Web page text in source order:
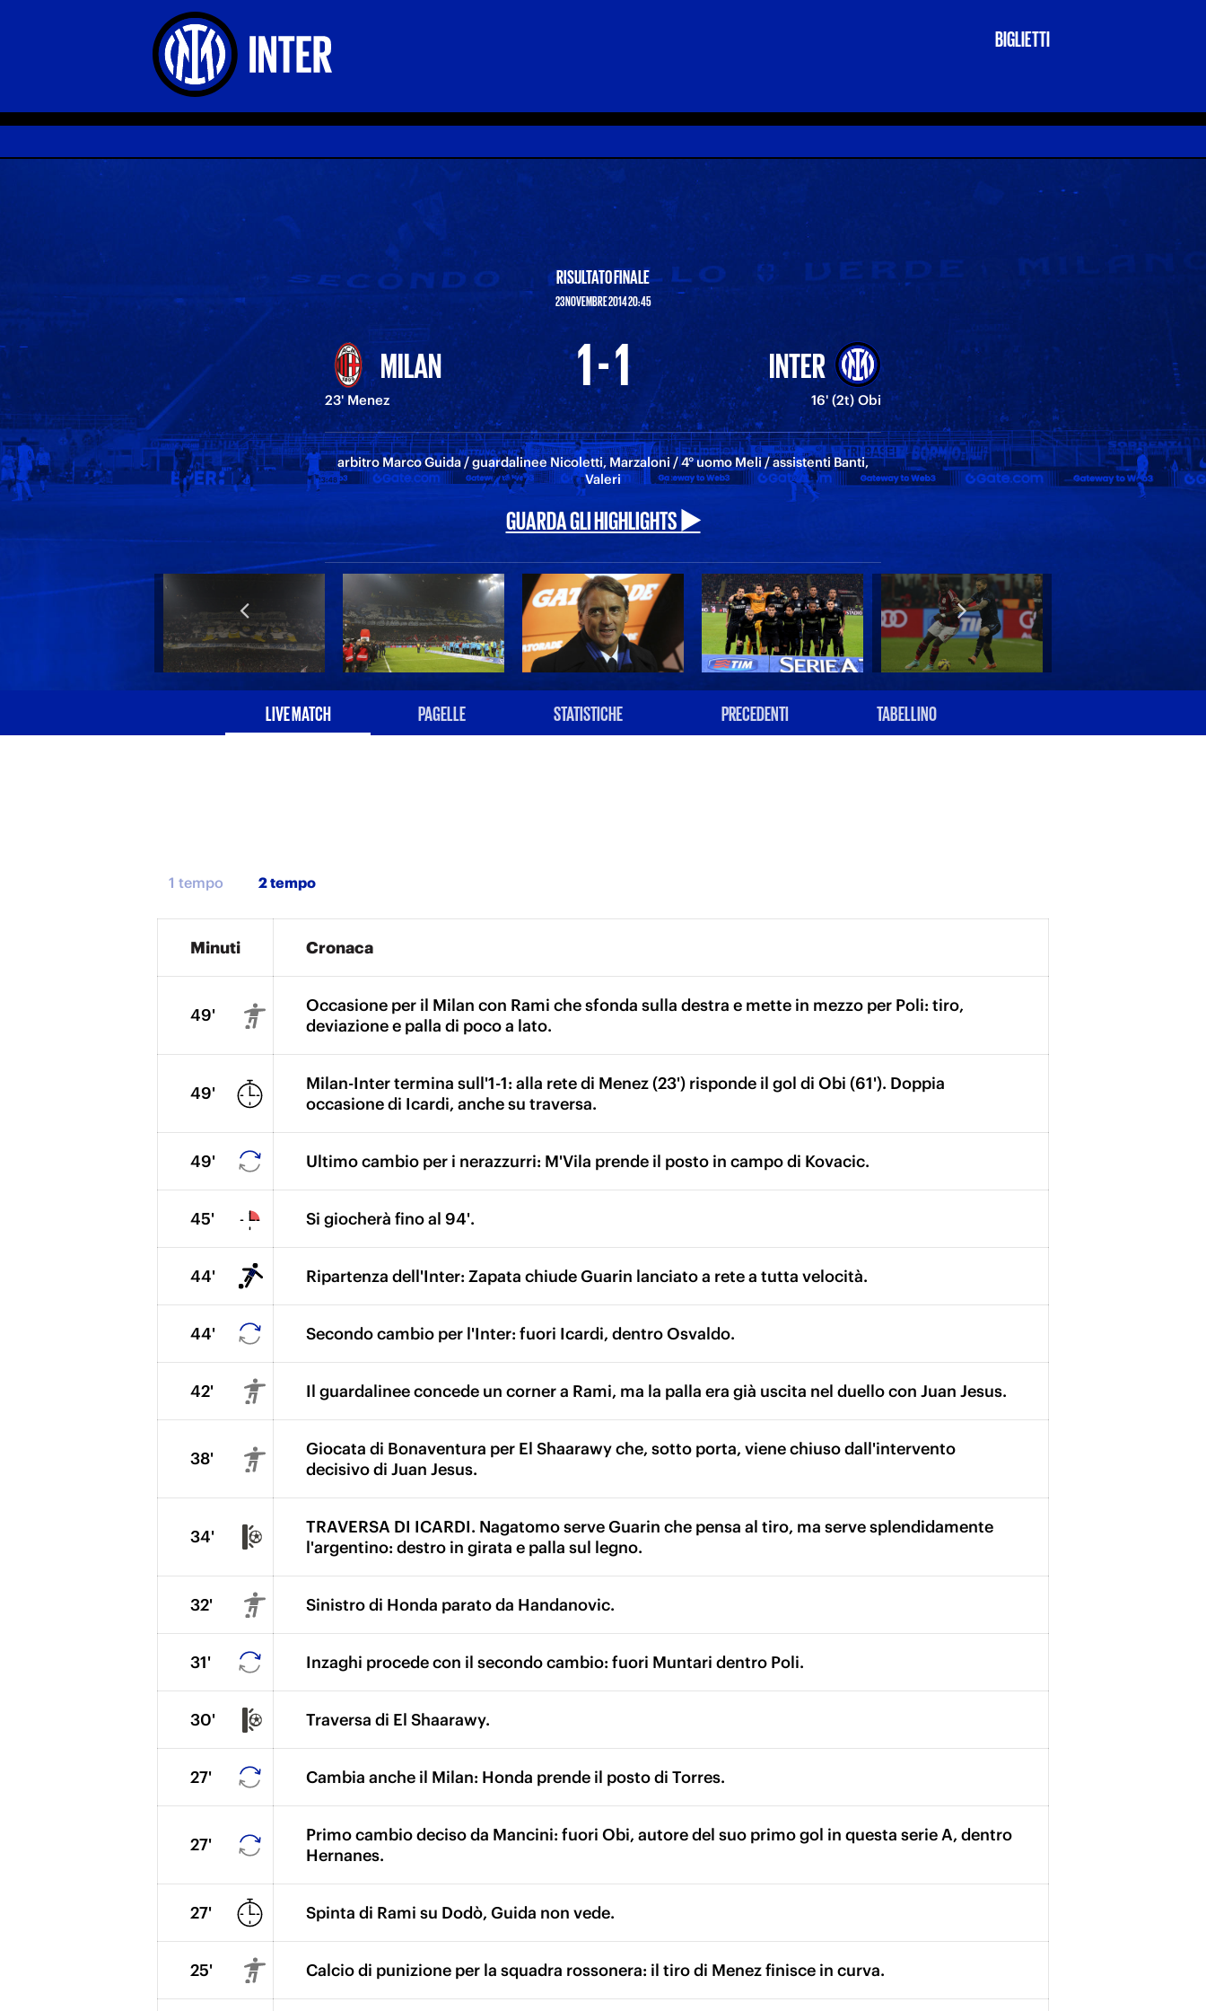
BIGLIETTI
RISULTATO FINALE
23 NOVEMBRE 2014 20:45
MILAN
23' Menez
1 - 1 INTER
16' (2t) Obi
arbitro Marco Guida / guardalinee Nicoletti, Marzaloni / 4° uomo Meli / assistenti Banti,
Valeri
GUARDA GLI HIGHLIGHTS ▶️
LIVE MATCH PAGELLE STATISTICHE PRECEDENTI TABELLINO
1 tempo
Minuti Cronaca
49'
Occasione per il Milan con Rami che sfonda sulla destra e mette in mezzo per Poli: tiro,
deviazione e palla di poco a lato.
49'
Milan-Inter termina sull'1-1: alla rete di Menez (23') risponde il gol di Obi (61'). Doppia
occasione di Icardi, anche su traversa.
49' Ultimo cambio per i nerazzurri: M'Vila prende il posto in campo di Kovacic.
45' Si giocherà fino al 94'.
44' Ripartenza dell'Inter: Zapata chiude Guarin lanciato a rete a tutta velocità.
44' Secondo cambio per l'Inter: fuori Icardi, dentro Osvaldo.
42' Il guardalinee concede un corner a Rami, ma la palla era già uscita nel duello con Juan Jesus.
38'
Giocata di Bonaventura per El Shaarawy che, sotto porta, viene chiuso dall'intervento
decisivo di Juan Jesus.
34'
TRAVERSA DI ICARDI. Nagatomo serve Guarin che pensa al tiro, ma serve splendidamente
l'argentino: destro in girata e palla sul legno.
32' Sinistro di Honda parato da Handanovic.
31' Inzaghi procede con il secondo cambio: fuori Muntari dentro Poli.
30' Traversa di El Shaarawy.
27' Cambia anche il Milan: Honda prende il posto di Torres.
27'
Primo cambio deciso da Mancini: fuori Obi, autore del suo primo gol in questa serie A, dentro
Hernanes.
27' Spinta di Rami su Dodò, Guida non vede.
25' Calcio di punizione per la squadra rossonera: il tiro di Menez finisce in curva.